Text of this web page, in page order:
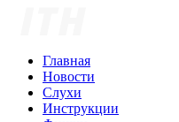
Главная
Новости
Слухи
Инструкции